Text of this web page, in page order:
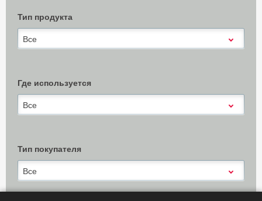
Тип продукта
Все
Где используется
Все
Тип покупателя
Все